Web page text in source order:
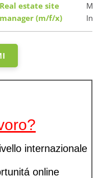
Real estate site
manager (m/f/x)